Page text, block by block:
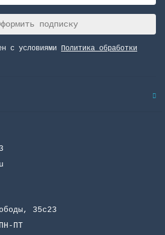
подписку
с условиями Политика обработки
35с23
ПТ